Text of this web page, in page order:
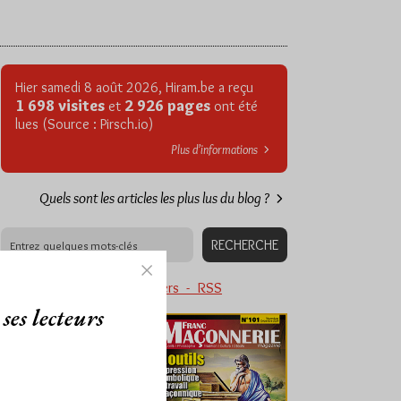
Hier samedi 8 août 2026, Hiram.be a reçu
1 698 visites et 2 926 pages ont été
lues (Source : Pirsch.io)
Plus d’informations
Quels sont les articles les plus lus du blog ?
Abonnement aux Newsletters - RSS
lecteurs